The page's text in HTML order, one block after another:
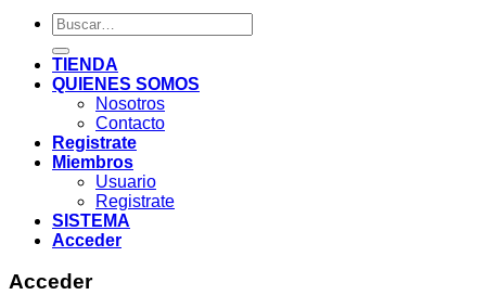
Buscar
por:
TIENDA
QUIENES SOMOS
Nosotros
Contacto
Registrate
Miembros
Usuario
Registrate
SISTEMA
Acceder
Acceder